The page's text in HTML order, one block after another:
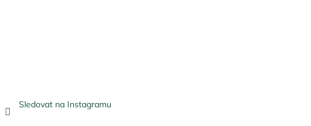
Sledovat na Instagramu